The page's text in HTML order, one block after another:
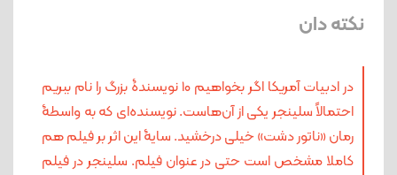
نکته دان
در ادبیات آمریکا اگر بخواهیم ۱۰ نویسندۀ بزرگ را نام ببریم
احتمالاً سلینجر یکی از آن‌هاست. نویسنده‌ای که به واسطۀ
رمان «ناتور دشت» خیلی درخشید. سایۀ این اثر بر فیلم هم
کاملا مشخص است حتی در عنوان فیلم. سلینجر در فیلم